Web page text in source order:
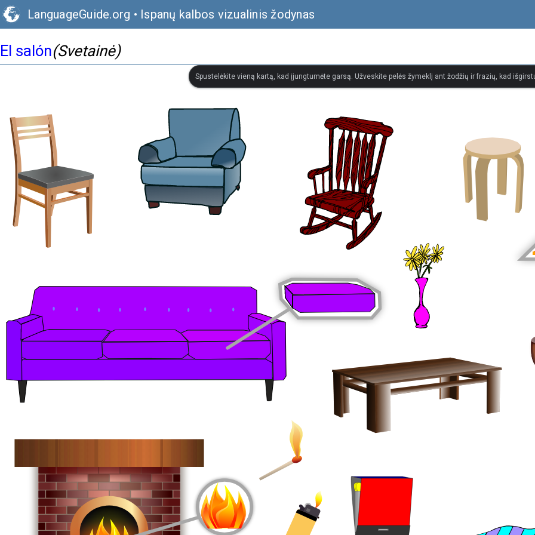
LanguageGuide.org • Ispanų kalbos vizualinis žodynas
El salón(Svetainė)
Spustelėkite vieną kartą, kad įjungtumėte garsą. Užveskite pelės žymeklį ant žodžių ir frazių, kad